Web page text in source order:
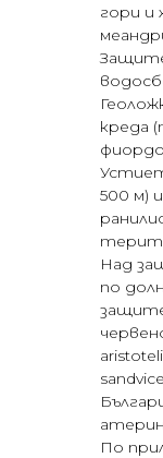
гори и
креда
500 м)
Над
по
По